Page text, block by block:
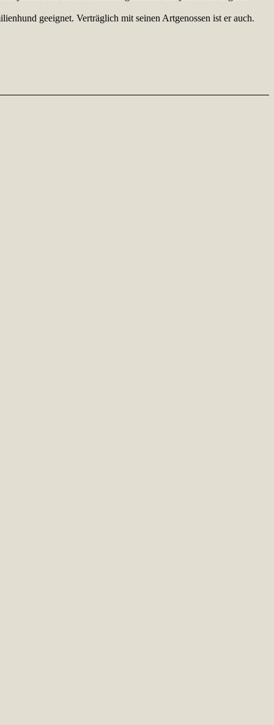
geeignet. Verträglich mit seinen Artgenossen ist er auch.